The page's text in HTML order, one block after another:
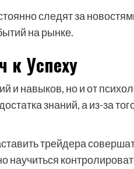
следят за
на рынке.
к Успеху
и навыков, но и от
знаний, а из-за
трейдера
научиться